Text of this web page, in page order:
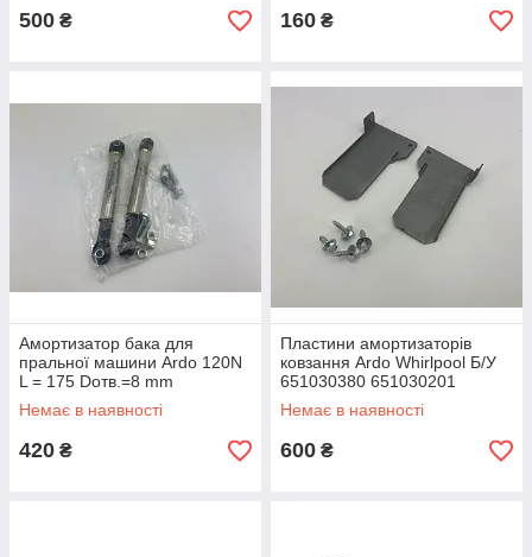
500 ₴ 160 ₴
Амортизатор бака для
пральної машини Ardo 120N
L = 175 Dотв.=8 mm
499003200 651013920
комплект
Немає в наявності
420 ₴
Пластини амортизаторів
ковзання Ardo Whirlpool Б/У
651030380 651030201
Немає в наявності
600 ₴